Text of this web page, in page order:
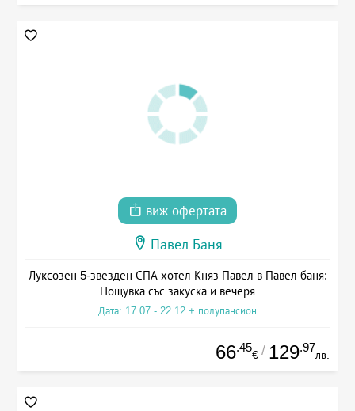
виж офертата
Павел Баня
Луксозен 5-звезден СПА хотел Княз Павел в Павел баня:
Нощувка със закуска и вечеря
Дата: 17.07 - 22.12 + полупансион
66.45
€ / 129.97
лв.